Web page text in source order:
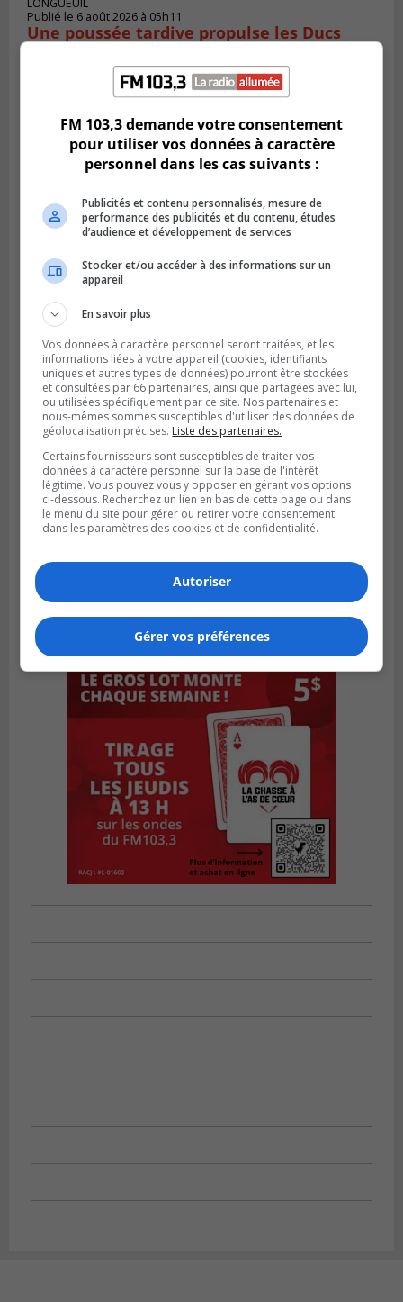
Publié le 6 août 2026 à 05h11
Une poussée tardive propulse les Ducs
Publié le 5 août 2026 à 08h38
Les Ducs s’inclinent 4‑3 face à ABC 16U
dans un match serré à Longueuil
FM 103,3 demande votre consentement
pour utiliser vos données à caractère
personnel dans les cas suivants :
Publicités et contenu personnalisés, mesure de
performance des publicités et du contenu, études
d’audience et développement de services
Stocker et/ou accéder à des informations sur un
appareil
En savoir plus
Vos données à caractère personnel seront traitées, et les
informations liées à votre appareil (cookies, identifiants
uniques et autres types de données) pourront être stockées
et consultées par 66 partenaires, ainsi que partagées avec lui,
ou utilisées spécifiquement par ce site. Nos partenaires et
nous-mêmes sommes susceptibles d'utiliser des données de
géolocalisation précises. Liste des partenaires.
Certains fournisseurs sont susceptibles de traiter vos
données à caractère personnel sur la base de l'intérêt
légitime. Vous pouvez vous y opposer en gérant vos options
ci-dessous. Recherchez un lien en bas de cette page ou dans
le menu du site pour gérer ou retirer votre consentement
dans les paramètres des cookies et de confidentialité.
Autoriser
Gérer vos préférences